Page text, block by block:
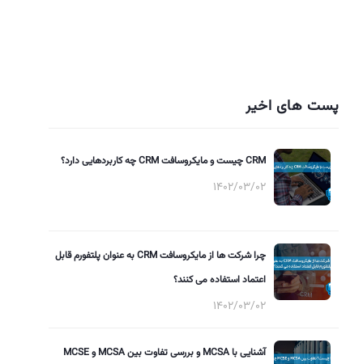
پست های اخیر
CRM چیست و مایکروسافت CRM چه کاربردهایی دارد؟
1402/03/02
چرا شرکت ها از مایکروسافت CRM به عنوان پلتفورم قابل
اعتماد استفاده می کنند؟
1402/03/02
آشنایی با MCSA و بررسی تفاوت بین MCSA و MCSE